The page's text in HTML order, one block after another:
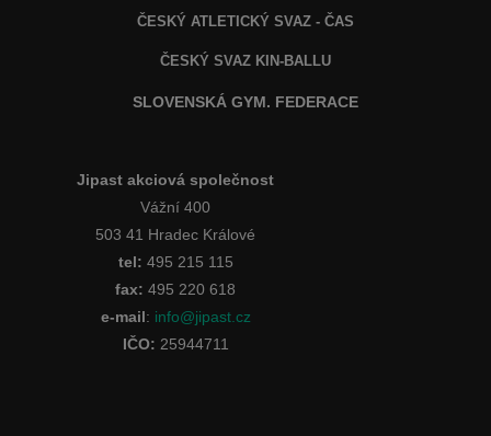
ČESKÝ ATLETICKÝ SVAZ - ČAS
ČESKÝ SVAZ KIN-BALLU
SLOVENSKÁ GYM. FEDERACE
Jipast akciová společnost
Vážní 400
503 41 Hradec Králové
tel: 495 215 115
fax: 495 220 618
e-mail: info@jipast.cz
IČO: 25944711